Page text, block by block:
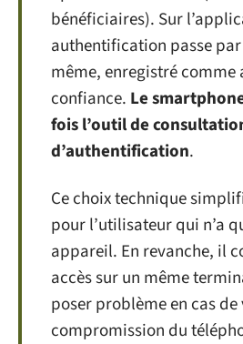
bénéficiaires). Sur
authentification passe
même, enregistré
confiance. Le
fois l’outil de
d’authentification.
Ce choix technique
pour l’utilisateur qui n’a
appareil. En revanche, il
accès sur un même
poser problème en cas de
compromission du